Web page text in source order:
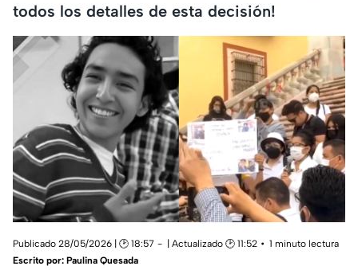
todos los detalles de esta decisión!
Publicado 28/05/2026 | 🕑 18:57 | Actualizado 🕑 11:52
1 minuto lectura
Escrito por: Paulina Quesada